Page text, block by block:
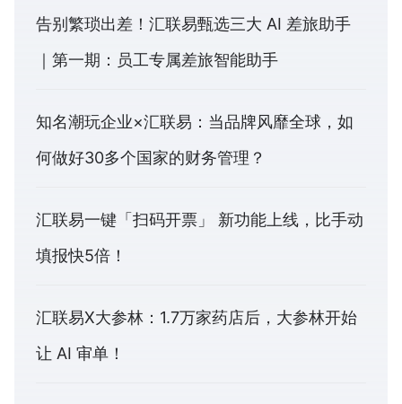
告别繁琐出差！汇联易甄选三大 AI 差旅助手
｜第一期：员工专属差旅智能助手
知名潮玩企业×汇联易：当品牌风靡全球，如
何做好30多个国家的财务管理？
汇联易一键「扫码开票」 新功能上线，比手动
填报快5倍！
汇联易X大参林：1.7万家药店后，大参林开始
让 AI 审单！